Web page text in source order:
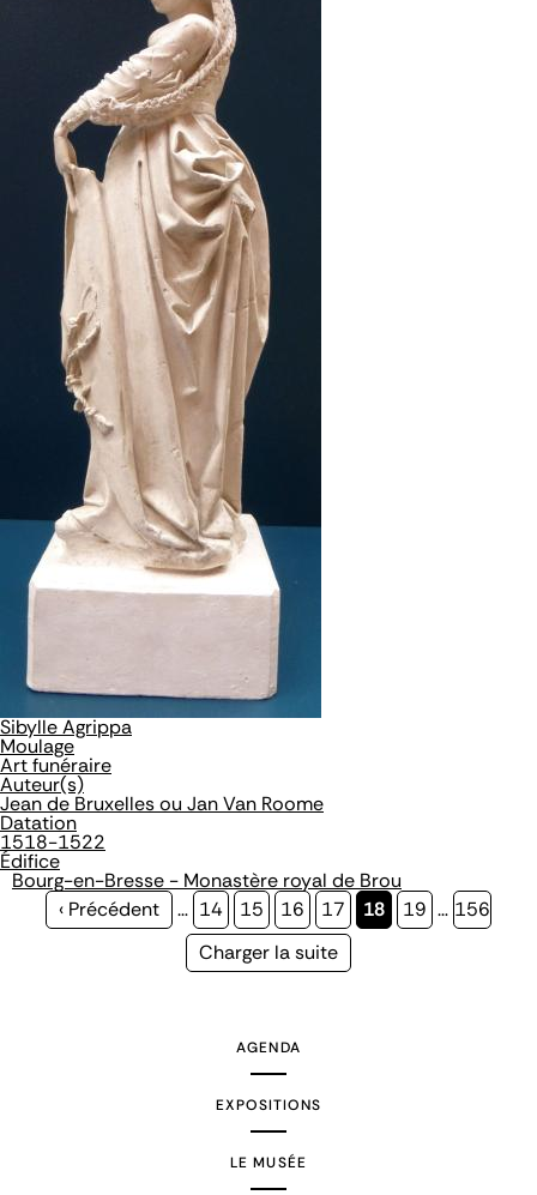
Sibylle Agrippa
Moulage
Art funéraire
Auteur(s)
Jean de Bruxelles ou Jan Van Roome
Datation
1518-1522
Édifice
Bourg-en-Bresse - Monastère royal de Brou
Page
‹ Précédent … Page
14 Page
15 Page
16 Page
17
Page
18 Page
19 … Page
156
Page
Charger la suite
AGENDA
EXPOSITIONS
LE MUSÉE